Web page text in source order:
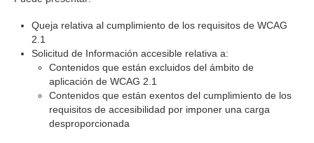
Queja relativa al cumplimiento de los requisitos de WCAG
2.1
Solicitud de Información accesible relativa a:
Contenidos que están excluidos del ámbito de
aplicación de WCAG 2.1
Contenidos que están exentos del cumplimiento de los
requisitos de accesibilidad por imponer una carga
desproporcionada